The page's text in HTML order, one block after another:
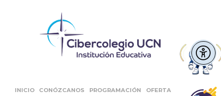
INICIO CONÓZCANOS PROGRAMACIÓN OFERTA